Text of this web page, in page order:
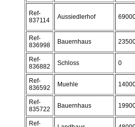
Ref-
837114
Aussiedlerhof
Ref-
836998
Bauernhaus
Ref-
836882
Schloss 0
Ref-
836592
Muehle
Ref-
835722
Bauernhaus
Ref-